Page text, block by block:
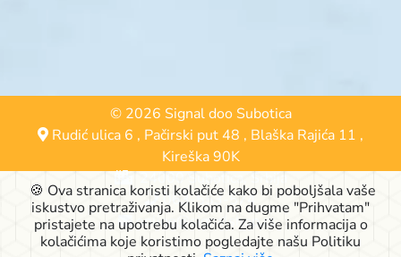
© 2026 Signal doo Subotica
Rudić ulica 6 , Pačirski put 48 , Blaška Rajića 11 ,
Kireška 90K
24000 Subotica, Srbija
063-553-574
online@signalshop.rs
🍪 Ova stranica koristi kolačiće kako bi poboljšala vaše
iskustvo pretraživanja. Klikom na dugme "Prihvatam"
pristajete na upotrebu kolačića. Za više informacija o
kolačićima koje koristimo pogledajte našu Politiku